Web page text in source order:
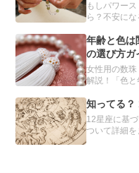
もしパワー
ら？不安に
や、切れた
介します。
年齢と色は
の選び方ガ
女性用の数珠
解説！「色
ったりの数珠
数珠をオー
知ってる？
12星座に基
ついて詳細を